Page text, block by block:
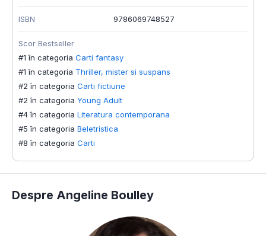
ISBN 9786069748527
Scor Bestseller
#1 în categoria Carti fantasy
#1 în categoria Thriller, mister si suspans
#2 în categoria Carti fictiune
#2 în categoria Young Adult
#4 în categoria Literatura contemporana
#5 în categoria Beletristica
#8 în categoria Carti
Despre Angeline Boulley